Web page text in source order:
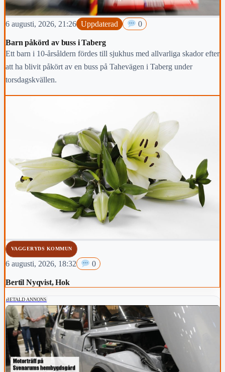
6 augusti, 2026, 21:26 Uppdaterad 0
Barn påkörd av buss i Taberg
Ett barn i 10-årsåldern fördes till sjukhus med allvarliga skador efter
att ha blivit påkört av en buss på Tahevägen i Taberg under
torsdagskvällen.
VAGGERYDS KOMMUN
6 augusti, 2026, 18:32 0
Bertil Nyqvist, Hok
BETALD ANNONS